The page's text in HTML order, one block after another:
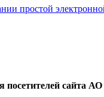
простой
посетителей сайта